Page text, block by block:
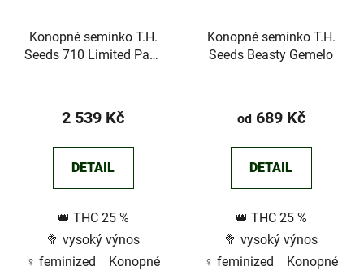
Konopné semínko T.H.
Seeds 710 Limited Pack
2 539 Kč
DETAIL
👑 THC 25 %
🥦 vysoký výnos
♀️ feminized Konopné
Konopné semínko T.H.
Seeds Beasty Gemelo
od689 Kč
DETAIL
👑 THC 25 %
🥦 vysoký výnos
♀️ feminized Konopné